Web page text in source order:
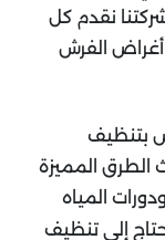
نقدم كل
أغراض الفرش
بتنظيف
الطرق المميزة
المياه
إلى تنظيف